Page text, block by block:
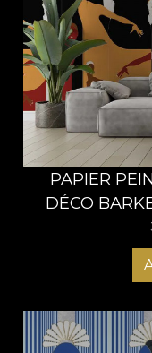
PAPIER
DÉCO
STORE